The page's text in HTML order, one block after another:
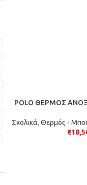
POLO ΘΕΡΜΟΣ
Σχολικά,Θερμός -
€